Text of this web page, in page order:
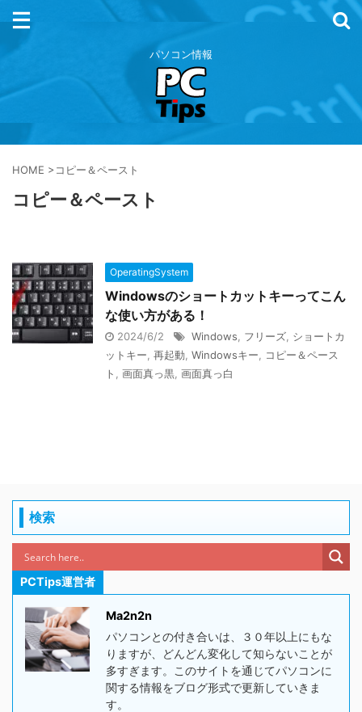
パソコン情報
HOME >コピー＆ペースト
コピー＆ペースト
OperatingSystem
Windowsのショートカットキーってこん
な使い方がある！
2024/6/2 Windows フリーズ ショートカ
ットキー 再起動 Windowsキー
コピー＆ペース
ト
画面真っ黒 画面真っ白
検索
PCTips運営者
Ma2n2n
パソコンとの付き合いは、３０年以上にもな
りますが、どんどん変化して知らないことが
多すぎます。このサイトを通じてパソコンに
関する情報をブログ形式で更新していきま
す。